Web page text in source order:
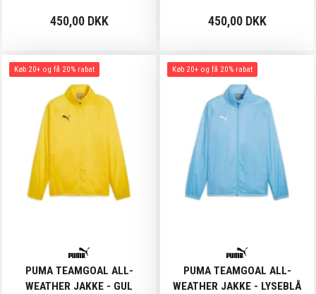
450,00 DKK 450,00 DKK
Køb 20+ og få 20% rabat
PUMA TEAMGOAL ALL-
WEATHER JAKKE - GUL
Køb 20+ og få 20% rabat
PUMA TEAMGOAL ALL-
WEATHER JAKKE - LYSEBLÅ